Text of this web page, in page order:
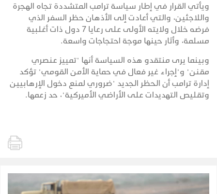
ويأتي القرار في إطار سياسة ترامب المتشددة تجاه الهجرة
واللاجئين، والتي أعادت إلى الأذهان حظر السفر الذي
فرضه خلال ولايته الأولى على رعايا 7 دول ذات أغلبية
مسلمة، وأثار حينها موجة احتجاجات واسعة.
وبينما يرى منتقدو هذه السياسة أنها "تمييز عنصري
مقنن" و"إجراء غير فعال في حماية الأمن القومي" تؤكد
إدارة ترامب أن الحظر الجديد "ضروري لمنع دخول الإرهابيين
وتقليص التهديدات على الأراضي الأميركية"، حد زعمها.